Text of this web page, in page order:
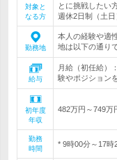
対象と
なる方
とに挑戦したい
週休2日制（土日
勤務地
本人の経験や適
地は以下の通り
給与
月給（初任給）
験やポジション
初年度
年収
482万円～749万
勤務
時間
* 9時00分～17時